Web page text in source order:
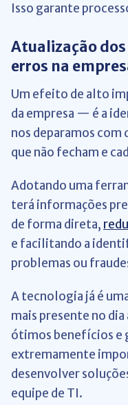
Isso garante
Atualização
erros na
Um efeito de alto
da empresa — é a
nos deparamos com
que não fecham e
Adotando uma
terá informações
de forma direta,
e facilitando a
problemas ou
A tecnologia já é
mais presente no
ótimos benefícios e
extremamente
desenvolver
equipe de TI.